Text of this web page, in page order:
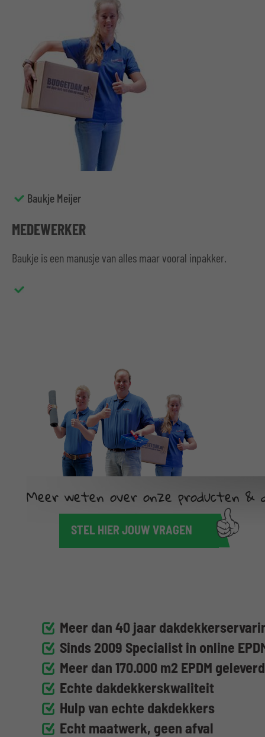
Baukje Meijer
MEDEWERKER
Baukje is een manusje van alles maar vooral inpakker.
Meer weten over onze producten &
STEL HIER JOUW VRAGEN
Meer dan 40 jaar
Sinds 2009 Specialist in online
Meer dan 170.000 m2 EPDM
Echte dakdekkerskwaliteit
Hulp van echte dakdekkers
Echt maatwerk, geen afval